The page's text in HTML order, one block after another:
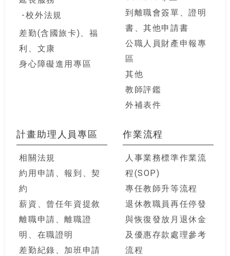
校外法規
差勤(含國旅卡)、福
利、文康
身心障礙進用專區
到離職會簽單、證明
書、其他申請書
公職人員財產申報專
區
其他
教師評鑑
外補表件
計畫助理人員專區
相關法規
約用申請、報到、契
約
薪資、曾任年資提敘
離職申請、離職證
明、在職證明
差勤紀錄、加班申請
作業流程
人事業務標準作業流
程(SOP)
專任教師升等流程
退休教職員再任停發
與恢復發放月退休金
及優惠存款處理參考
流程